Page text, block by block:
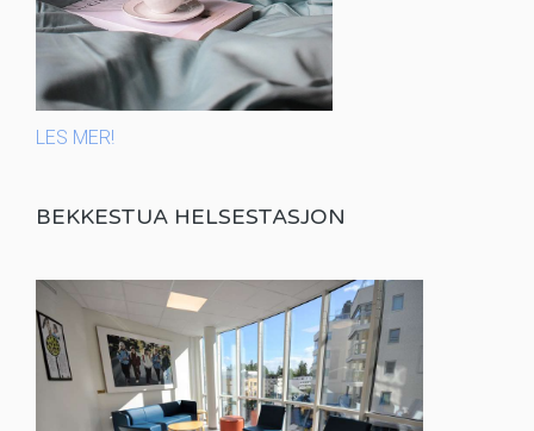
LES MER!
BEKKESTUA HELSESTASJON